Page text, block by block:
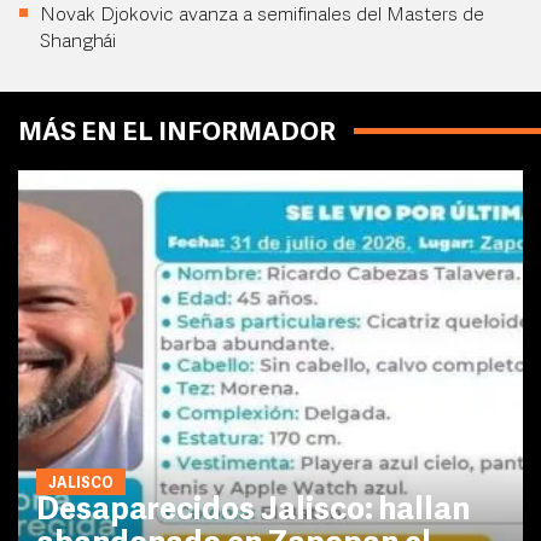
Novak Djokovic avanza a semifinales del Masters de
Shanghái
MÁS EN EL INFORMADOR
JALISCO
Desaparecidos Jalisco: hallan